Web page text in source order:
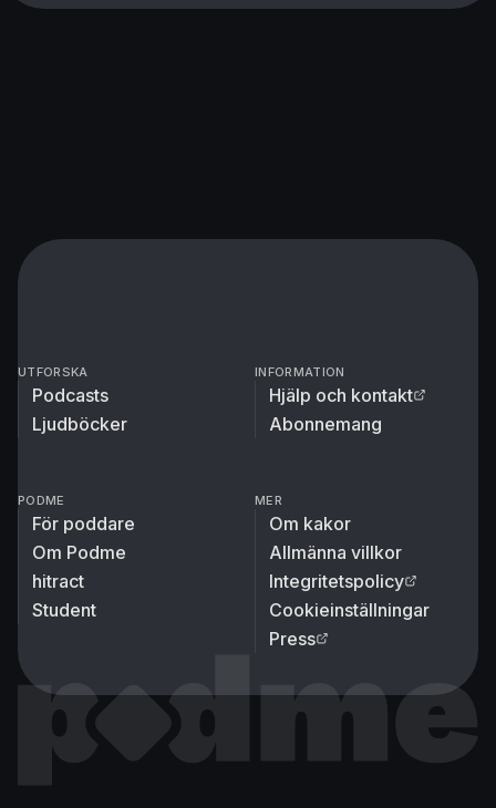
UTFORSKA
Podcasts
Ljudböcker
INFORMATION
Hjälp och kontakt
Abonnemang
PODME
För poddare
Om Podme
hitract
Student
MER
Om kakor
Allmänna villkor
Integritetspolicy
Cookieinställningar
Press